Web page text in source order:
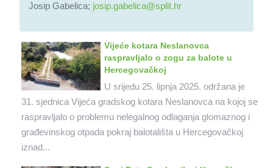
Josip Gabelica; josip.gabelica@split.hr
Vijeće kotara Neslanovca
raspravljalo o zogu za balote u
Hercegovačkoj
U srijedu 25. lipnja 2025. održana je
31. sjednica Vijeća gradskog kotara Neslanovca na kojoj se
raspravljalo o problemu nelegalnog odlaganja glomaznog i
građevinskog otpada pokraj balotališta u Hercegovačkoj
iznad...